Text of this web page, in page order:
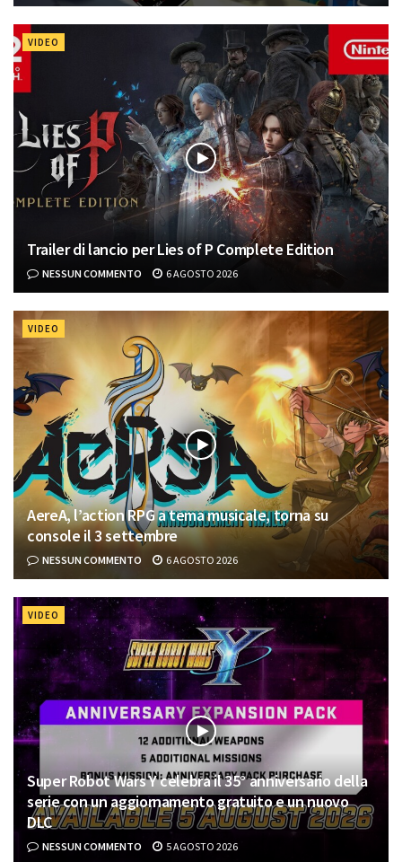
VIDEO
Trailer di lancio per Lies of P Complete Edition
NESSUN COMMENTO 6 AGOSTO 2026
VIDEO
AereA, l’action RPG a tema musicale, torna su
console il 3 settembre
NESSUN COMMENTO 6 AGOSTO 2026
VIDEO
Super Robot Wars Y celebra il 35° anniversario della
serie con un aggiornamento gratuito e un nuovo
DLC
NESSUN COMMENTO 5 AGOSTO 2026